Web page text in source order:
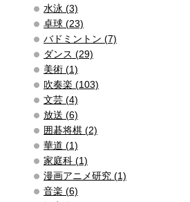
水泳 (3)
卓球 (23)
バドミントン (7)
ダンス (29)
美術 (1)
吹奏楽 (103)
文芸 (4)
放送 (6)
囲碁将棋 (2)
華道 (1)
家庭科 (1)
漫画アニメ研究 (1)
音楽 (6)